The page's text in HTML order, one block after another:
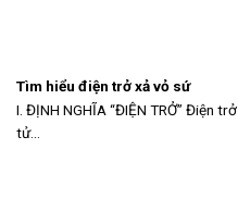
Tìm hiểu điện trở xả vỏ sứ
I. ĐỊNH NGHĨA “ĐIỆN TRỞ” Điện
tử...